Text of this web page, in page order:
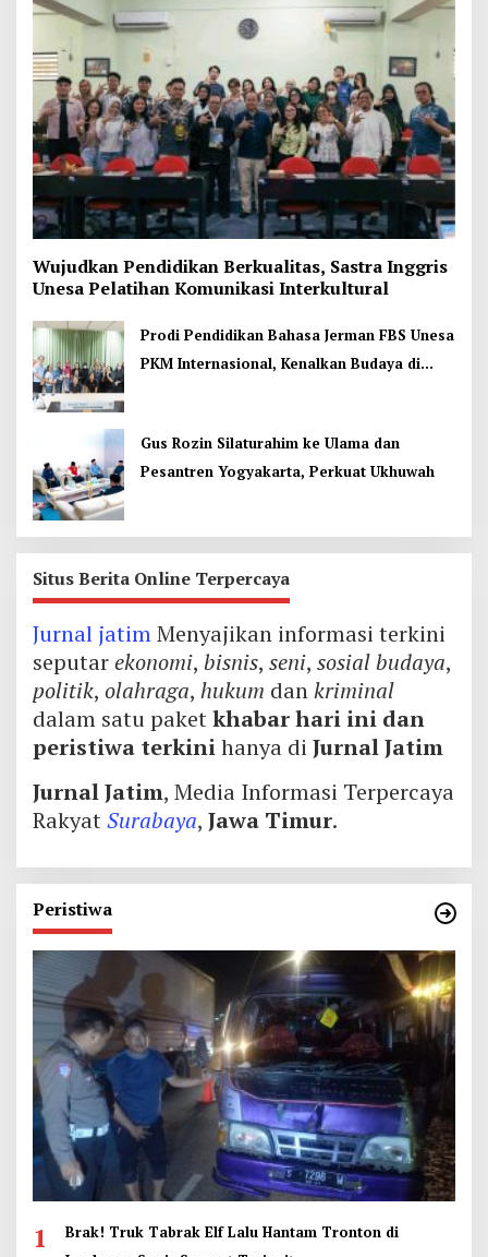
Wujudkan Pendidikan Berkualitas, Sastra Inggris
Unesa Pelatihan Komunikasi Interkultural
Prodi Pendidikan Bahasa Jerman FBS Unesa
PKM Internasional, Kenalkan Budaya di
Gus Rozin Silaturahim ke Ulama dan
Pesantren Yogyakarta, Perkuat Ukhuwah
Situs Berita Online Terpercaya
Jurnal jatimMenyajikan informasi terkini
seputarekonomi, bisnis, seni, sosial budaya,
politik, olahraga, hukum dankriminal
dalam satu paketkhabar hari ini dan
peristiwa terkinihanya di Jurnal Jatim
Jurnal Jatim, Media Informasi Terpercaya
RakyatSurabaya, Jawa Timur.
Peristiwa
1
Brak! Truk Tabrak Elf Lalu Hantam Tronton di